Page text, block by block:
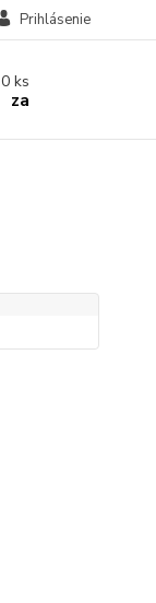
Prihlásenie
0 ks
za